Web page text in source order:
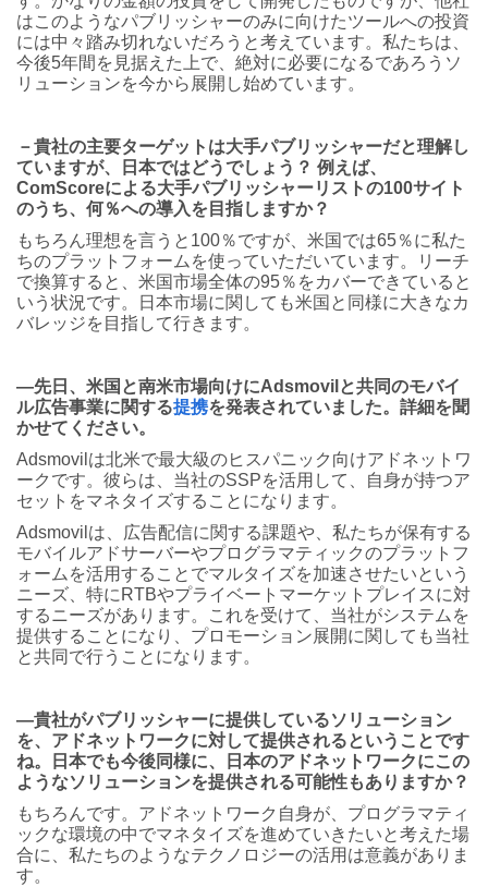
はこのようなパブリッシャーのみに向けたツールへの投資
には中々踏み切れないだろうと考えています。私たちは、
今後5年間を見据えた上で、絶対に必要になるであろうソ
リューションを今から展開し始めています。
－貴社の主要ターゲットは大手パブリッシャーだと理解し
ていますが、日本ではどうでしょう？ 例えば、
ComScoreによる大手パブリッシャーリストの100サイト
のうち、何％への導入を目指しますか？
もちろん理想を言うと100％ですが、米国では65％に私た
ちのプラットフォームを使っていただいています。リーチ
で換算すると、米国市場全体の95％をカバーできていると
いう状況です。日本市場に関しても米国と同様に大きなカ
バレッジを目指して行きます。
―先日、米国と南米市場向けにAdsmovilと共同のモバイ
ル広告事業に関する提携を発表されていました。詳細を聞
かせてください。
Adsmovilは北米で最大級のヒスパニック向けアドネットワ
ークです。彼らは、当社のSSPを活用して、自身が持つア
セットをマネタイズすることになります。
Adsmovilは、広告配信に関する課題や、私たちが保有する
モバイルアドサーバーやプログラマティックのプラットフ
ォームを活用することでマルタイズを加速させたいという
ニーズ、特にRTBやプライベートマーケットプレイスに対
するニーズがあります。これを受けて、当社がシステムを
提供することになり、プロモーション展開に関しても当社
と共同で行うことになります。
―貴社がパブリッシャーに提供しているソリューション
を、アドネットワークに対して提供されるということです
ね。日本でも今後同様に、日本のアドネットワークにこの
ようなソリューションを提供される可能性もありますか？
もちろんです。アドネットワーク自身が、プログラマティ
ックな環境の中でマネタイズを進めていきたいと考えた場
合に、私たちのようなテクノロジーの活用は意義がありま
す。